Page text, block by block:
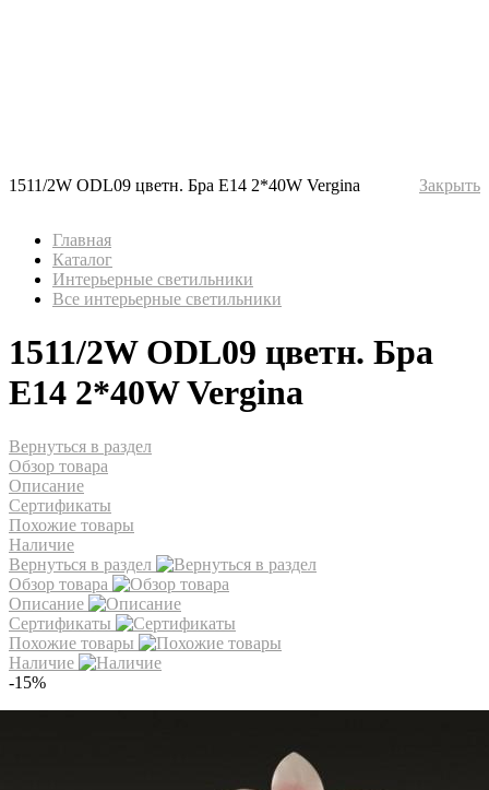
1511/2W ODL09 цветн. Бра Е14 2*40W Vergina Закрыть
Главная
Каталог
Интерьерные светильники
Все интерьерные светильники
1511/2W ODL09 цветн. Бра
Е14 2*40W Vergina
Вернуться в раздел
Обзор товара
Описание
Сертификаты
Похожие товары
Наличие
Вернуться в раздел
Обзор товара
Описание
Сертификаты
Похожие товары
Наличие
-15%